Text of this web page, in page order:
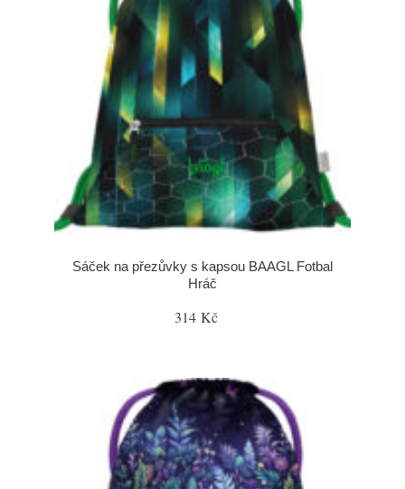
Sáček na přezůvky s kapsou BAAGL Fotbal
Hráč
314 Kč